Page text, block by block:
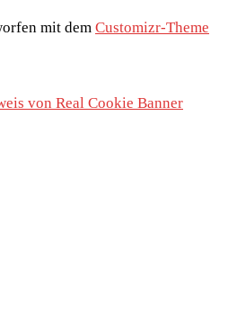
mit dem Customizr-Theme
von Real Cookie Banner